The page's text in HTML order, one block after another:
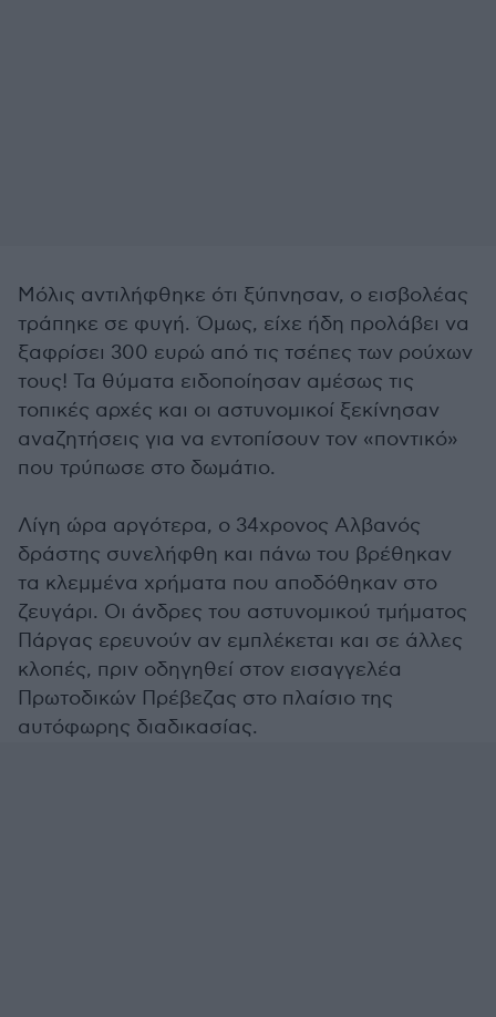
Μόλις αντιλήφθηκε ότι ξύπνησαν, ο εισβολέας
τράπηκε σε φυγή. Όμως, είχε ήδη προλάβει να
ξαφρίσει 300 ευρώ από τις τσέπες των ρούχων
τους! Τα θύματα ειδοποίησαν αμέσως τις
τοπικές αρχές και οι αστυνομικοί ξεκίνησαν
αναζητήσεις για να εντοπίσουν τον «ποντικό»
που τρύπωσε στο δωμάτιο.
Λίγη ώρα αργότερα, ο 34χρονος Αλβανός
δράστης συνελήφθη και πάνω του βρέθηκαν
τα κλεμμένα χρήματα που αποδόθηκαν στο
ζευγάρι. Οι άνδρες του αστυνομικού τμήματος
Πάργας ερευνούν αν εμπλέκεται και σε άλλες
κλοπές, πριν οδηγηθεί στον εισαγγελέα
Πρωτοδικών Πρέβεζας στο πλαίσιο της
αυτόφωρης διαδικασίας.